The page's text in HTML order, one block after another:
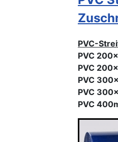
PVC-
PVC
PVC
PVC
PVC
PVC